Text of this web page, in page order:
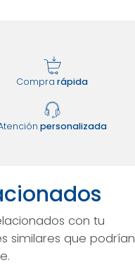
Comprarápida
personalizada
con tu
similares que podrían